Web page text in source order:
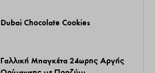
Dubai Chocolate Cookies
Γαλλική Μπαγκέτα 24ωρης Αργής